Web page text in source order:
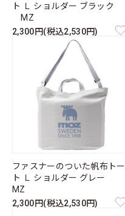
ト Ｌ ショルダー ブラック
MZ
2,300円(税込2,530円)
ファスナーのついた帆布トー
ト Ｌ ショルダー グレー
MZ
2,300円(税込2,530円)